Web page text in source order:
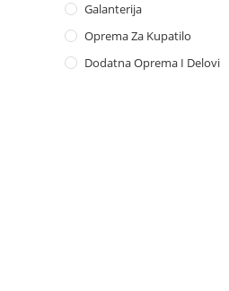
Galanterija
Oprema Za Kupatilo
Dodatna Oprema I Delovi